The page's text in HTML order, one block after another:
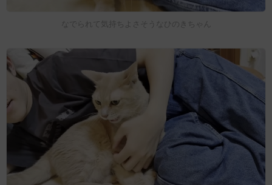
なでられて気持ちよさそうなひのきちゃん